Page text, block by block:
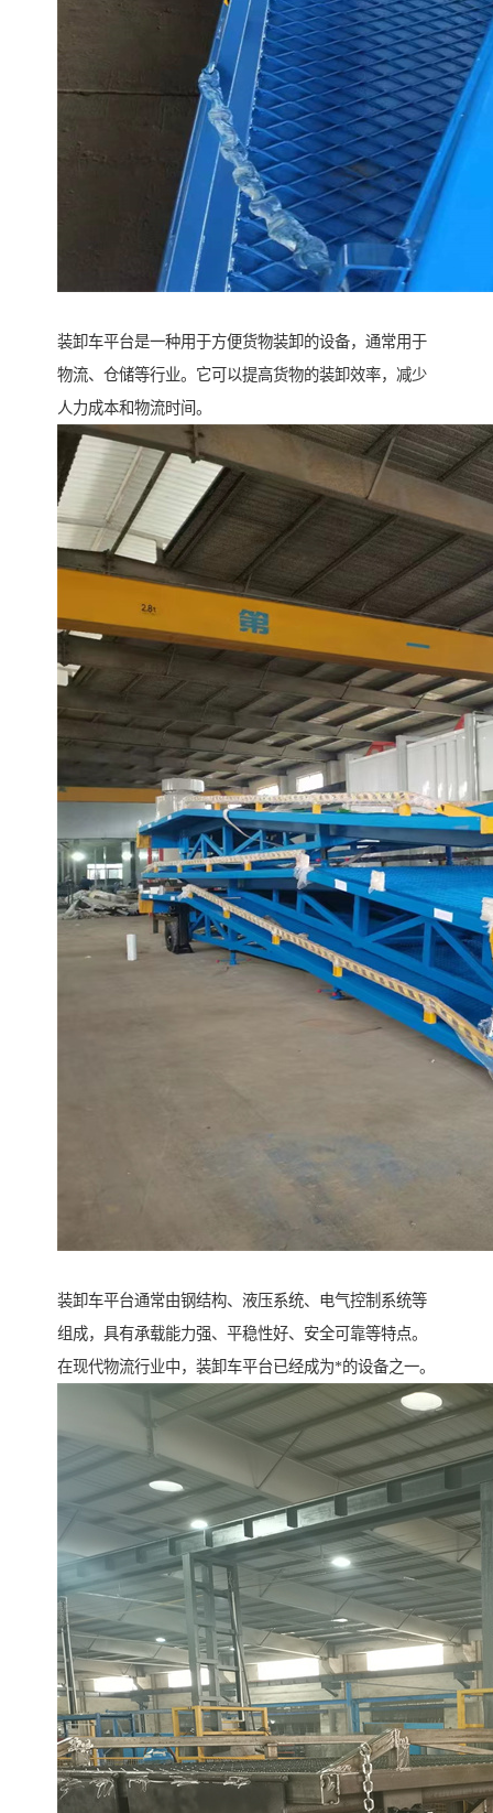
装卸车平台是一种用于方便货物装卸的设备，通常用于
物流、仓储等行业。它可以提高货物的装卸效率，减少
人力成本和物流时间。
装卸车平台通常由钢结构、液压系统、电气控制系统等
组成，具有承载能力强、平稳性好、安全可靠等特点。
在现代物流行业中，装卸车平台已经成为*的设备之一。